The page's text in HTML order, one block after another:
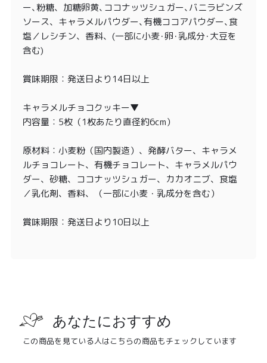
ー､粉糖、加糖卵黄､ココナッツシュガー､バニラビンズ
ソース、キャラメルパウダー､有機ココアパウダー､食
塩／レシチン、香料、(一部に小麦･卵･乳成分･大豆を
含む)
賞味期限：発送日より14日以上
キャラメルチョコクッキー▼
内容量：5枚（1枚あたり直径約6cm）
原材料：小麦粉（国内製造）、発酵バター、キャラメ
ルチョコレート、有機チョコレート、キャラメルパウ
ダー、砂糖、ココナッツシュガー、カカオニブ、食塩
／乳化剤、香料、（一部に小麦・乳成分を含む）
賞味期限：発送日より10日以上
あなたにおすすめ
この商品を見ている人はこちらの商品もチェックしています